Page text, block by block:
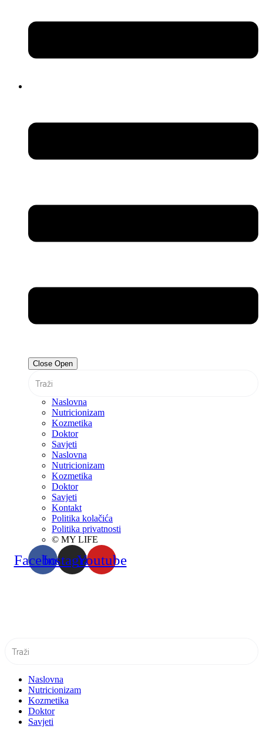
Close Open
Naslovna
Nutricionizam
Kozmetika
Doktor
Savjeti
Naslovna
Nutricionizam
Kozmetika
Doktor
Savjeti
Kontakt
Politika kolačića
Politika privatnosti
© MY LIFE
FacebookInstagramYoutube
Naslovna
Nutricionizam
Kozmetika
Doktor
Savjeti